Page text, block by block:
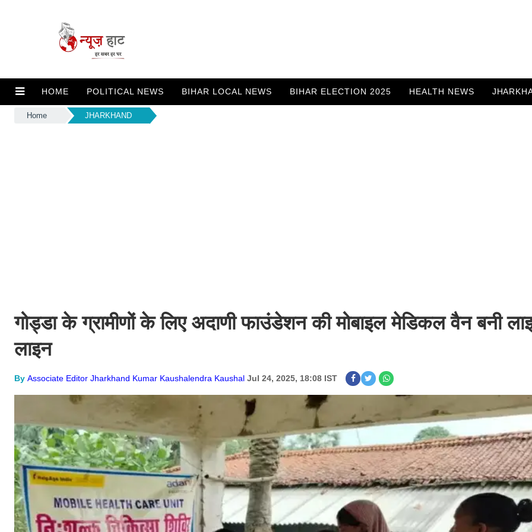
HOME POLITICAL NEWS BIHAR LOCAL NEWS BIHAR ELECTION 2025 HEALTH NEWS
Home JHARKHAND
गोड्डा के ग्रामीणों के लिए अदाणी फाउंडेशन की मोबाइल मेडिकल वैन बनी
लाइन
By Associate Editor Jharkhand Kumar Kaushalendra Kaushal Jul 24, 2025, 18:08 IST